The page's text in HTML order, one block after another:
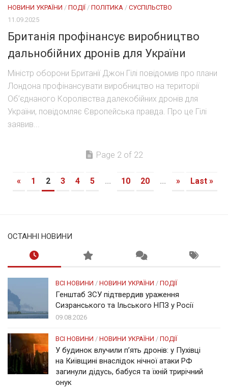
НОВИНИ УКРАЇНИ / ПОДІЇ / ПОЛІТИКА / СУСПІЛЬСТВО
11.09.2025
Британія профінансує виробництво
дальнобійних дронів для України
Міністр оборони Британії Джон Гілі повідомив про плани
Лондона профінансувати виробництво на території
Об’єднаного Королівства далекобійних дронів для
України, повідомляє Європейська правда. Про це Гілі
заявив...
Page 2 of 22
« 1 2 3 4 5 ... 10 20 ... » Last »
ОСТАННІ НОВИНИ
ВСІ НОВИНИ / НОВИНИ УКРАЇНИ / ПОДІЇ
Генштаб ЗСУ підтвердив ураження
Сизранського та Ільського НПЗ у Росії
09.08.2026
ВСІ НОВИНИ / НОВИНИ УКРАЇНИ / ПОДІЇ
У будинок влучили п’ять дронів: у Пухівці
на Київщині внаслідок нічної атаки РФ
загинули дідусь, бабуся та їхній трирічний
онук